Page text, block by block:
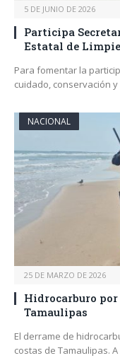
5 DE JUNIO DE 2026
Participa
Estatal de
Para fomentar la
cuidado, conservación
NACIONAL
25 DE MARZO DE 2026
Hidrocarburo por
Tamaulipas
El derrame de
costas de Tamaulipas.